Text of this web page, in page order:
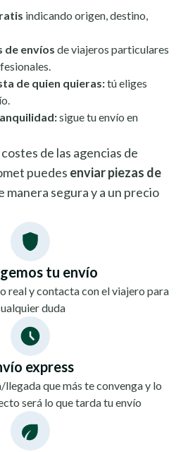
indicando origen, destino,
de envíos de viajeros particulares
de quien quieras:tú eliges
sigue tu envío en
de las agencias de
puedes enviar piezas de
manera segura y a un precio
tu envío
real y contacta con el viajero para
duda
express
llegada que más te convenga y lo
será lo que tarda tu envío